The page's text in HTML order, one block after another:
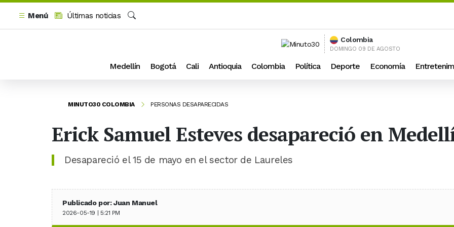
Menú
Últimas noticias
Buscar
Colombia
DOMINGO 09 DE AGOSTO
Medellín Bogotá Cali Antioquia Colombia Política Deporte Economía
MINUTO30 COLOMBIA PERSONAS DESAPARECIDAS
Erick Samuel Esteves desapareció en
Desapareció el 15 de mayo en el sector de Laureles
Publicado por: Juan Manuel
2026-05-19 | 5:21 PM